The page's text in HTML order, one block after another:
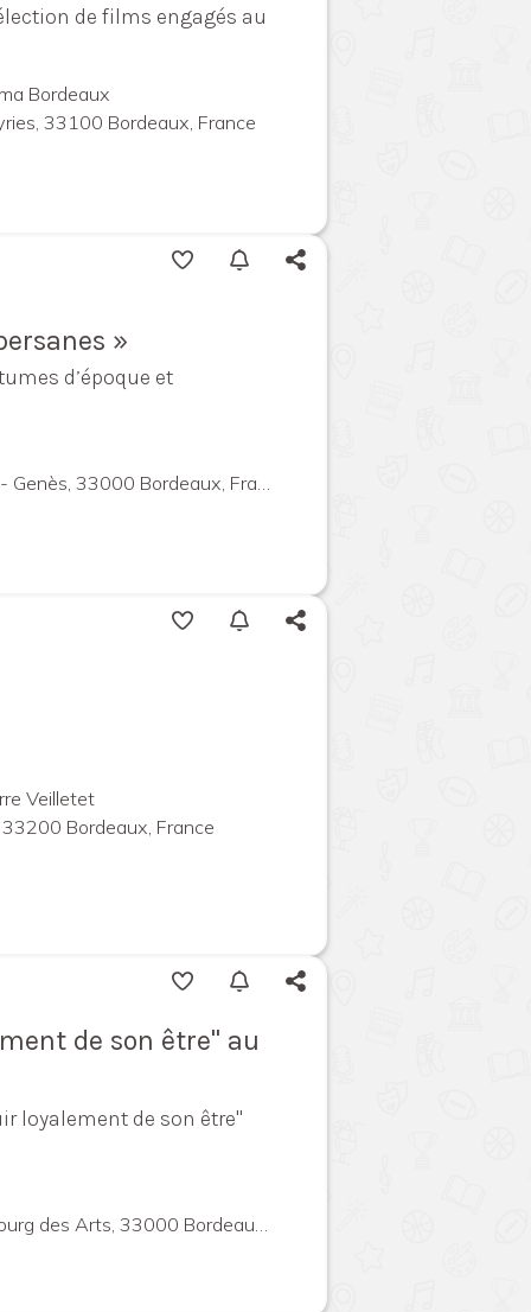
de films engagés au
Bordeaux
33100 Bordeaux, France
»
d’époque et
33000 Bordeaux, France
Veilletet
Bordeaux, France
de son être" au
loyalement de son être"
des Arts, 33000 Bordeaux, France